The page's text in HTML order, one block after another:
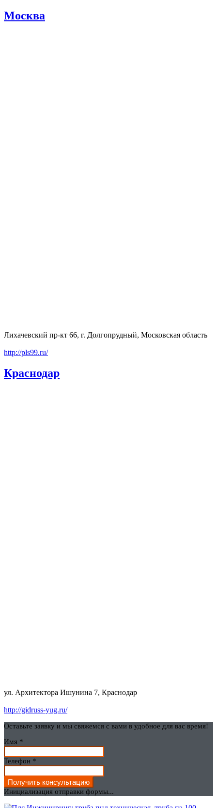
Москва
Лихачевский пр-кт 66, г. Долгопрудный, Московская область
http://pls99.ru/
Краснодар
ул. Архитектора Ишунина 7, Краснодар
http://gidruss-yug.ru/
Оставьте заявку и мы свяжемся с вами в удобное для вас время!
Имя *
Телефон *
Получить консультацию
Инициализация отправки формы...